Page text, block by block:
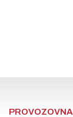
PROVOZOVNA